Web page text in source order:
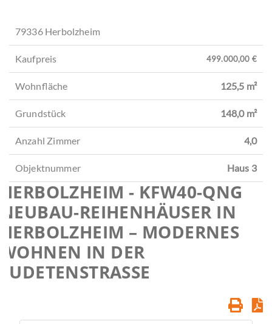
79336 Herbolzheim
Kaufpreis 499.000,00 €
Wohnfläche 125,5 m²
Grundstück 148,0 m²
Anzahl Zimmer 4,0
Objektnummer Haus 3
HERBOLZHEIM - KFW40-QNG
NEUBAU-REIHENHÄUSER IN
HERBOLZHEIM – MODERNES
WOHNEN IN DER
SUDETENSTRASSE